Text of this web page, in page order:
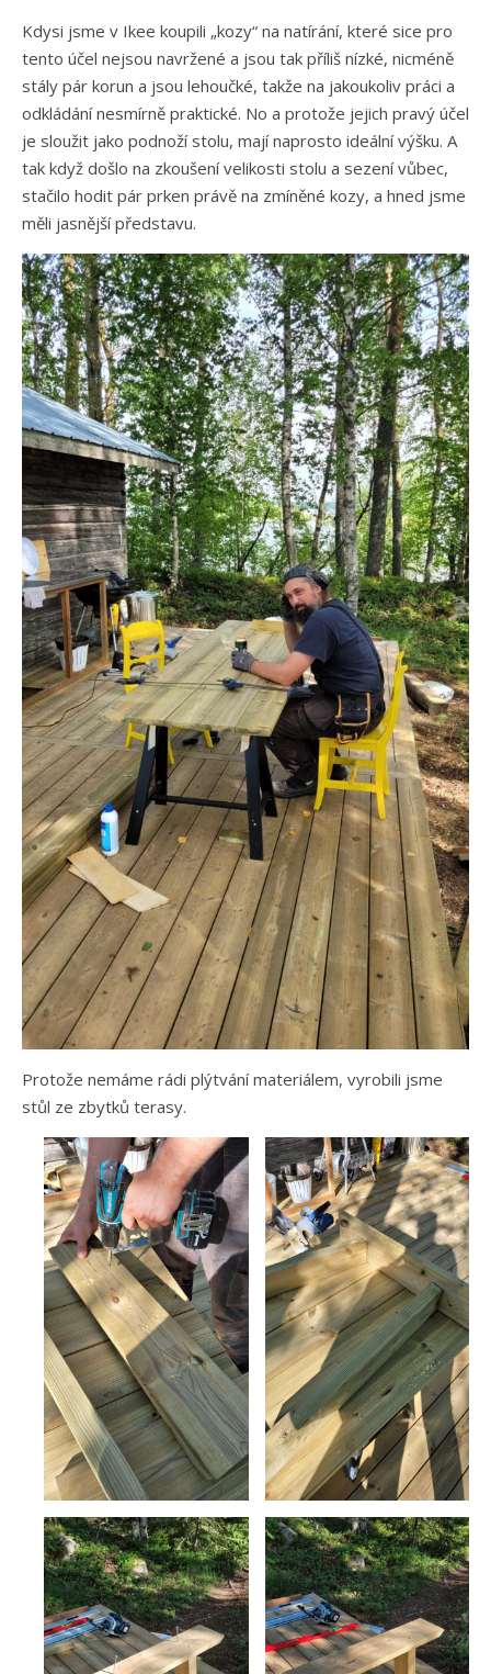
Kdysi jsme v Ikee koupili „kozy“ na natírání, které sice pro
tento účel nejsou navržené a jsou tak příliš nízké, nicméně
stály pár korun a jsou lehoučké, takže na jakoukoliv práci a
odkládání nesmírně praktické. No a protože jejich pravý účel
je sloužit jako podnoží stolu, mají naprosto ideální výšku. A
tak když došlo na zkoušení velikosti stolu a sezení vůbec,
stačilo hodit pár prken právě na zmíněné kozy, a hned jsme
měli jasnější představu.
Protože nemáme rádi plýtvání materiálem, vyrobili jsme
stůl ze zbytků terasy.